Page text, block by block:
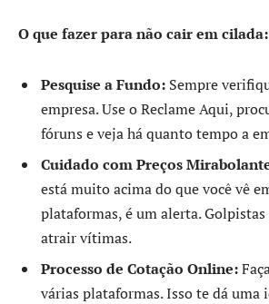
O que fazer para não cair em cilada:
Pesquise a Fundo: Sempre
empresa. Use o Reclame Aqui,
fóruns e veja há quanto tempo a
Cuidado com Preços
está muito acima do que você vê
plataformas, é um alerta. Golpistas
atrair vítimas.
Processo de Cotação Online:
várias plataformas. Isso te dá uma